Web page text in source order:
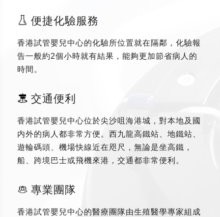
便捷化驗服務
香港試管嬰兒中心的化驗所位置就在隔鄰，化驗報
告一般約2個小時就有結果，能夠更加節省病人的
時間。
交通便利
香港試管嬰兒中心位於尖沙咀海港城，對本地及國
内外的病人都非常方便。西九龍高鐵站、地鐵站、
遊輪碼頭、機場快線近在咫尺，無論是坐高鐵，
船、跨境巴士或飛機來港，交通都非常便利。
專業團隊
香港試管嬰兒中心的醫療團隊由生殖醫學專家組成